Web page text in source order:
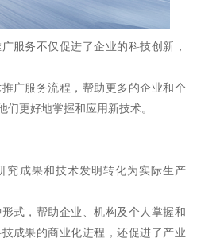
服务不仅促进了企业的科技创新，
广服务流程，帮助更多的企业和个
们更好地掌握和应用新技术。
究成果和技术发明转化为实际生产
式，帮助企业、机构及个人掌握和
成果的商业化进程，还促进了产业